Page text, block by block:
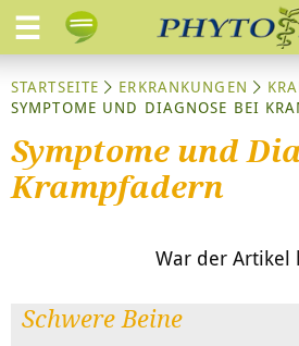
STARTSEITE ERKRANKUNGEN
SYMPTOME UND DIAGNOSE BEI
Symptome und
Krampfadern
War der Artikel
Schwere Beine